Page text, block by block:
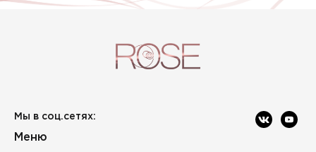
Мы в соц.сетях:
Меню